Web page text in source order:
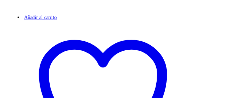
Añadir al carrito